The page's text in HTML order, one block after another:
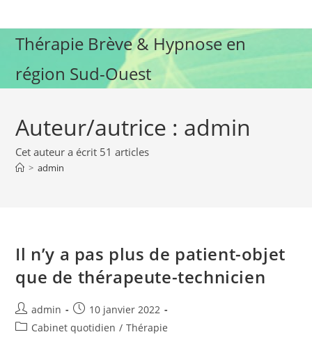
to
contentThérapie Brève & Hypnose en
région Sud-Ouest
Auteur/autrice : admin
Cet auteur a écrit 51 articles
> admin
Il n’y a pas plus de patient-objet
que de thérapeute-technicien
Auteur/autrice
de
admin
Publication
publiée :
10 janvier 2022
PostCabinet quotidien / Thérapie